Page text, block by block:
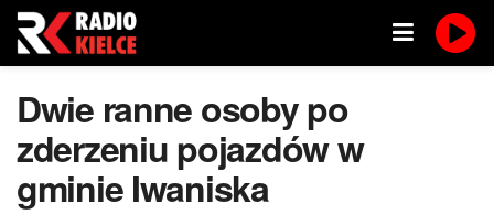
Dwie ranne osoby po
zderzeniu pojazdów w
gminie Iwaniska